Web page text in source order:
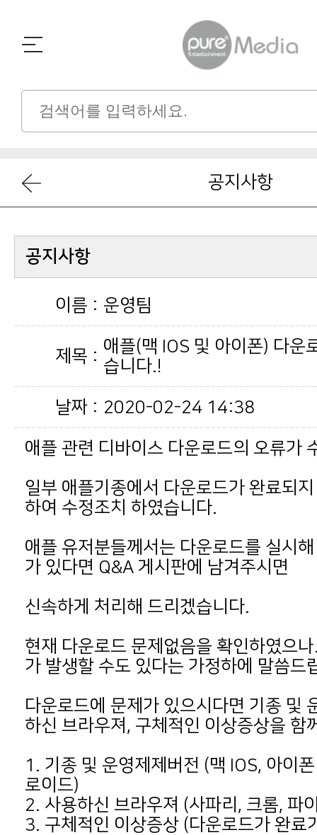
공지사항
공지사항
이름 : 운영팀
제목 :
습니다.!
날짜 : 2020-02-24 14:38
애플 관련 디바이스 다운로드의 오류가
하여 수정조치 하였습니다.
가 있다면 Q&A 게시판에 남겨주시면
신속하게 처리해 드리겠습니다.
가 발생할 수도 있다는 가정하에 말씀드
하신 브라우져, 구체적인 이상증상을 함
로이드)
2. 사용하신 브라우져 (사파리, 크롬, 파
3. 구체적인 이상증상 (다운로드가 완료